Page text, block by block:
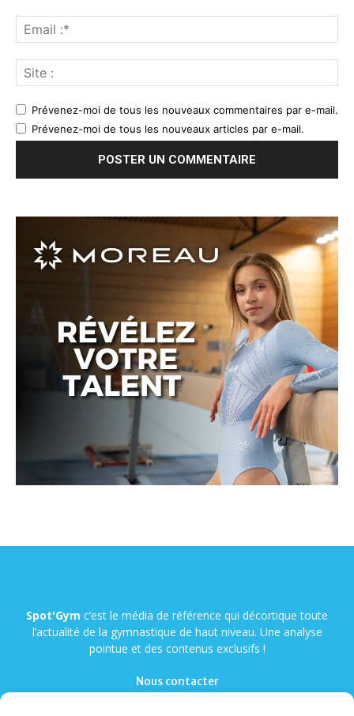
Prévenez-moi de tous les nouveaux commentaires par e-mail.
Prévenez-moi de tous les nouveaux articles par e-mail.
Spot'Gym c’est le média de référence qui décortique toute
l’actualité de la gymnastique de haut niveau. Une analyse
pointue et des contenus exclusifs !
Nous contacter